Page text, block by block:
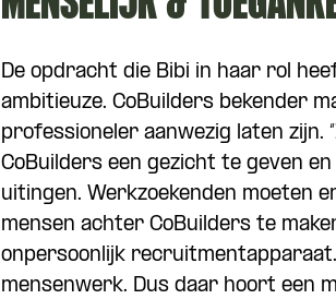
De opdracht die Bibi in haar rol
ambitieuze. CoBuilders bekender
professioneler aanwezig laten zijn.
CoBuilders een gezicht te geven
uitingen. Werkzoekenden moeten
mensen achter CoBuilders te
onpersoonlijk
mensenwerk. Dus daar hoort een